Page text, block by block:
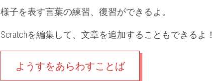
様子を表す言葉の練習、復習ができるよ。
Scratchを編集して、文章を追加することもできるよ！
ようすをあらわすことば